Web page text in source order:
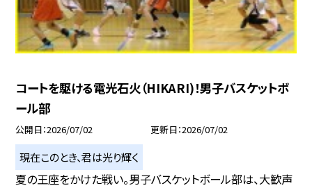
コートを駆ける電光石火（HIKARI)！男子バスケットボ
ール部
公開日 2026/07/02 更新日 2026/07/02
現在このとき、君は光り輝く
夏の王座をかけた戦い。男子バスケットボール部は、大歓声